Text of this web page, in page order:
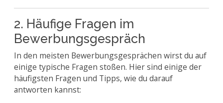
2. Häufige Fragen im
Bewerbungsgespräch
In den meisten Bewerbungsgesprächen wirst du auf
einige typische Fragen stoßen. Hier sind einige der
häufigsten Fragen und Tipps, wie du darauf
antworten kannst: